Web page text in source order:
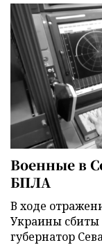
Военные в
БПЛА
В ходе
Украины сбиты
губернатор